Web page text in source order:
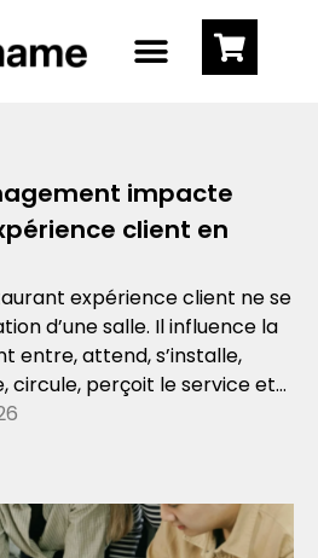
impacte
client en
expérience client ne se
d’une salle. Il influence la
entre, attend, s’installe,
circule, perçoit le service et…